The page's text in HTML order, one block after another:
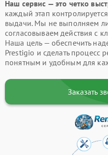
Наш сервис — это четко
каждый этап
выдачи. Мы не выполняем
согласовываем действия с
Наша цель — обеспечить
Prestigio и сделать процесс
понятным и удобным для
Заказать